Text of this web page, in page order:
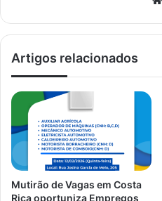
Artigos relacionados
Mutirão de Vagas em Costa
Rica oportuniza Empregos